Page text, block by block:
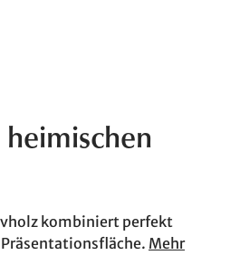
kombiniert perfekt
Mehr